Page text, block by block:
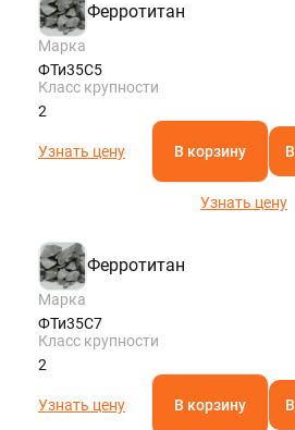
Ферротитан
Марка
ФТи35С5
Класс крупности
2
Узнать цену В корзину
Узнать цену
Ферротитан
Марка
ФТи35С7
Класс крупности
2
Узнать цену В корзину